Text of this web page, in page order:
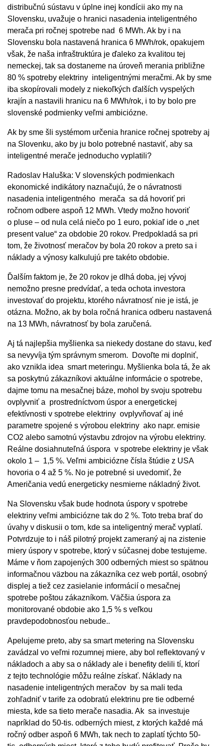
distribučnú sústavu v úplne inej kondícii ako my na
Slovensku, uvažuje o hranici nasadenia inteligentného
merača pri ročnej spotrebe nad 6 MWh. Ak by i na
Slovensku bola nastavená hranica 6 MWh/rok, opakujem
však, že naša infraštruktúra je ďaleko za kvalitou tej
nemeckej, tak sa dostaneme na úroveň merania približne
80 % spotreby elektriny inteligentnými meračmi. Ak by sme
iba skopírovali modely z niekoľkých ďalších vyspelých
krajín a nastavili hranicu na 6 MWh/rok, i to by bolo pre
slovenské podmienky veľmi ambiciózne.
Ak by sme šli systémom určenia hranice ročnej spotreby aj
na Slovenku, ako by ju bolo potrebné nastaviť, aby sa
inteligentné merače jednoducho vyplatili?
Radoslav Haluška: V slovenských podmienkach
ekonomické indikátory naznačujú, že o návratnosti
nasadenia inteligentného merača sa dá hovoriť pri
ročnom odbere aspoň 12 MWh. Vtedy možno hovoriť
o pluse – od nula celá niečo po 1 euro, pokiaľ ide o „net
present value“ za obdobie 20 rokov. Predpokladá sa pri
tom, že životnosť meračov by bola 20 rokov a preto sa i
náklady a výnosy kalkulujú pre takéto obdobie.
Ďalším faktom je, že 20 rokov je dlhá doba, jej vývoj
nemožno presne predvídať, a teda ochota investora
investovať do projektu, ktorého návratnosť nie je istá, je
otázna. Možno, ak by bola ročná hranica odberu nastavená
na 13 MWh, návratnosť by bola zaručená.
Aj tá najlepšia myšlienka sa niekedy dostane do stavu, keď
sa nevyvíja tým správnym smerom. Dovoľte mi doplniť,
ako vznikla idea smart meteringu. Myšlienka bola tá, že ak
sa poskytnú zákazníkovi aktuálne informácie o spotrebe,
dajme tomu na mesačnej báze, mohol by svoju spotrebu
ovplyvniť a prostredníctvom úspor a energetickej
efektívnosti v spotrebe elektriny ovplyvňovať aj iné
parametre spojené s výrobou elektriny ako napr. emisie
CO2 alebo samotnú výstavbu zdrojov na výrobu elektriny.
Reálne dosiahnuteľná úspora v spotrebe elektriny je však
okolo 1 – 1,5 %. Veľmi ambiciózne čísla štúdie z USA
hovoria o 4 až 5 %. No je potrebné si uvedomiť, že
Američania vedú energeticky nesmierne nákladný život.
Na Slovensku však bude hodnota úspory v spotrebe
elektriny veľmi ambiciózne tak do 2 %. Toto treba brať do
úvahy v diskusii o tom, kde sa inteligentný merač vyplatí.
Potvrdzuje to i náš pilotný projekt zameraný aj na zistenie
miery úspory v spotrebe, ktorý v súčasnej dobe testujeme.
Máme v ňom zapojených 300 odberných miest so spätnou
informačnou väzbou na zákazníka cez web portál, osobný
displej a tiež cez zasielanie informácií o mesačnej
spotrebe poštou zákazníkom. Väčšia úspora za
monitorované obdobie ako 1,5 % s veľkou
pravdepodobnosťou nebude..
Apelujeme preto, aby sa smart metering na Slovensku
zavádzal vo veľmi rozumnej miere, aby bol reflektovaný v
nákladoch a aby sa o náklady ale i benefity delili tí, ktorí
z tejto technológie môžu reálne získať. Náklady na
nasadenie inteligentných meračov by sa mali teda
zohľadniť v tarife za odobratú elektrinu pre tie odberné
miesta, kde sa tieto merače nasadia. Ak sa investuje
napríklad do 50-tis. odberných miest, z ktorých každé má
ročný odber aspoň 6 MWh, tak nech to zaplatí týchto 50-